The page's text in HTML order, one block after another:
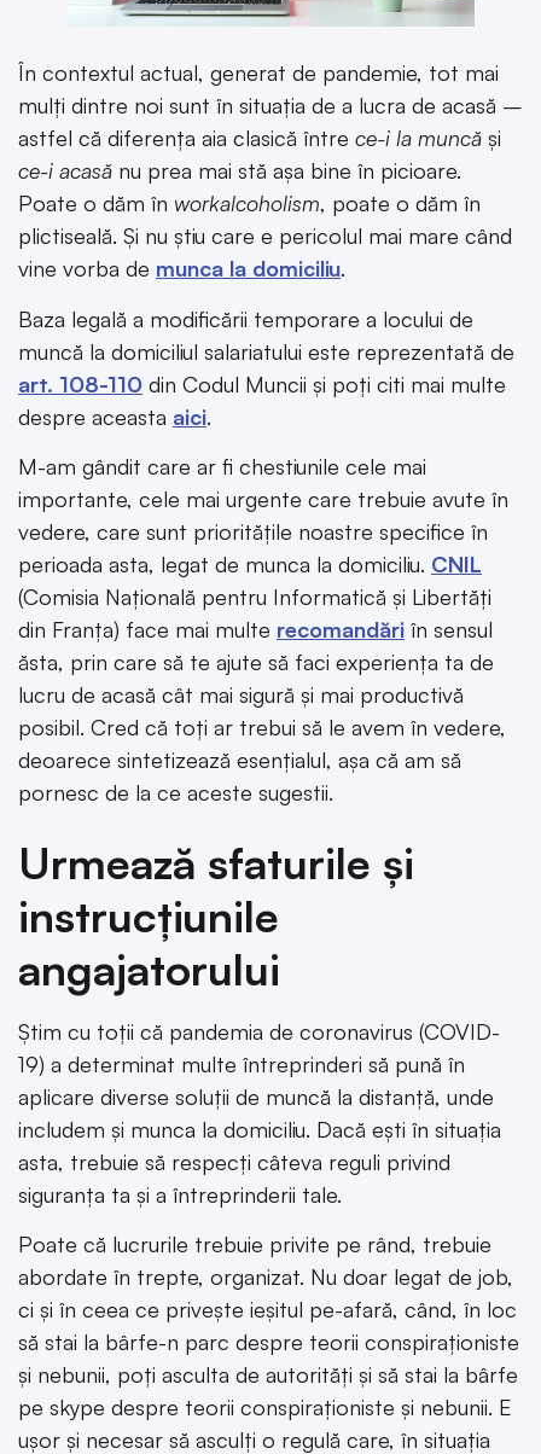
În contextul actual, generat de pandemie, tot mai
mulți dintre noi sunt în situația de a lucra de acasă –
astfel că diferența aia clasică între ce-i la muncă și
ce-i acasă nu prea mai stă așa bine în picioare.
Poate o dăm în workalcoholism, poate o dăm în
plictiseală. Și nu știu care e pericolul mai mare când
vine vorba de munca la domiciliu.
Baza legală a modificării temporare a locului de
muncă la domiciliul salariatului este reprezentată de
art. 108-110 din Codul Muncii și poți citi mai multe
despre aceasta aici.
M-am gândit care ar fi chestiunile cele mai
importante, cele mai urgente care trebuie avute în
vedere, care sunt prioritățile noastre specifice în
perioada asta, legat de munca la domiciliu. CNIL
(Comisia Națională pentru Informatică și Libertăți
din Franța) face mai multe recomandări în sensul
ăsta, prin care să te ajute să faci experiența ta de
lucru de acasă cât mai sigură și mai productivă
posibil. Cred că toți ar trebui să le avem în vedere,
deoarece sintetizează esențialul, așa că am să
pornesc de la ce aceste sugestii.
Urmează sfaturile și
instrucțiunile
angajatorului
Știm cu toții că pandemia de coronavirus (COVID-
19) a determinat multe întreprinderi să pună în
aplicare diverse soluții de muncă la distanță, unde
includem și munca la domiciliu. Dacă ești în situația
asta, trebuie să respecți câteva reguli privind
siguranța ta și a întreprinderii tale.
Poate că lucrurile trebuie privite pe rând, trebuie
abordate în trepte, organizat. Nu doar legat de job,
ci și în ceea ce privește ieșitul pe-afară, când, în loc
să stai la bârfe-n parc despre teorii conspiraționiste
și nebunii, poți asculta de autorități și să stai la bârfe
pe skype despre teorii conspiraționiste și nebunii. E
ușor și necesar să asculți o regulă care, în situația